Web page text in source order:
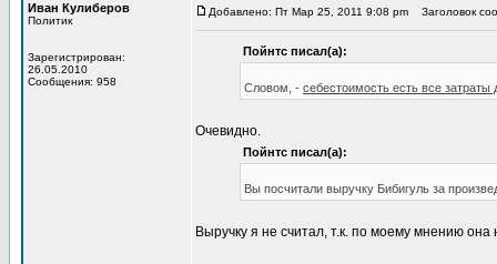
Иван Кулиберов
Политик
Зарегистрирован:
26.05.2010
Сообщения: 958
Добавлено: Пт Мар 25, 2011 9:08 pm Заголовок
Пойнтс писал(а):
Словом, - себестоимость есть все затраты
Очевидно.
Пойнтс писал(а):
Вы посчитали выручку Бибигуль за
Выручку я не считал, т.к. по моему мнению